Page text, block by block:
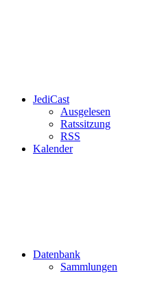
JediCast
Ausgelesen
Ratssitzung
RSS
Kalender
Datenbank
Sammlungen